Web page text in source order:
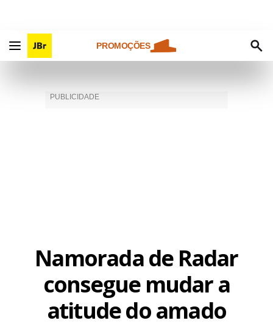
PROMOÇÕES
Namorada de Radar
consegue mudar a
atitude do amado